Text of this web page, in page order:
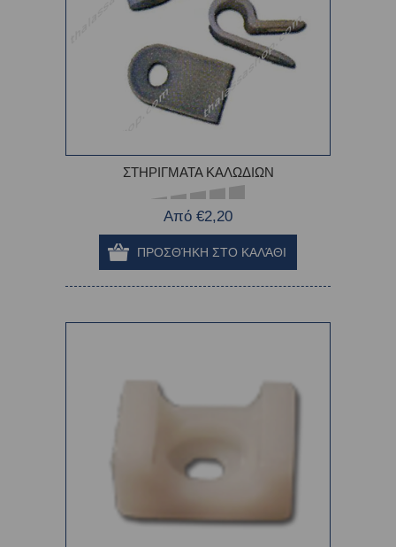
ΣΤΗΡΙΓΜΑΤΑ ΚΑΛΩΔΙΩΝ
Από €2,20